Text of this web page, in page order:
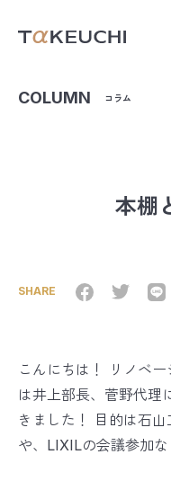
COLUMN コラム
本棚
SHARE
こんにちは！ リノベ
は井上部長、菅野代理
きました！ 目的は石
や、LIXILの会議参加な